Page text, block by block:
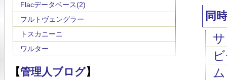
Flacデータベース(2)
フルトヴェングラー
トスカニーニ
ワルター
【管理人ブログ】
同